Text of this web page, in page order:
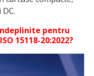
pentru
15118-20:2022?